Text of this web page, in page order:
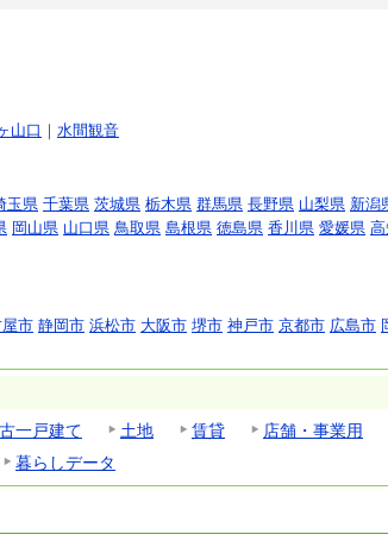
山口 ｜ 水間観音
玉県 千葉県 茨城県 栃木県 群馬県 長野県 山梨県 新潟
岡山県 山口県 鳥取県 島根県 徳島県 香川県 愛媛県
市 静岡市 浜松市 大阪市 堺市 神戸市 京都市 広島市
一戸建て 土地 賃貸 店舗・事業用
暮らしデータ